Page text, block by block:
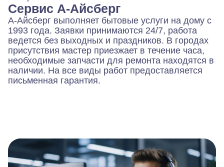
Сервис А-Айсберг
А-Айсберг выполняет бытовые услуги на дому с
1993 года. Заявки принимаются 24/7, работа
ведется без выходных и праздников. В городах
присутствия мастер приезжает в течение часа,
необходимые запчасти для ремонта находятся в
наличии. На все виды работ предоставляется
письменная гарантия.